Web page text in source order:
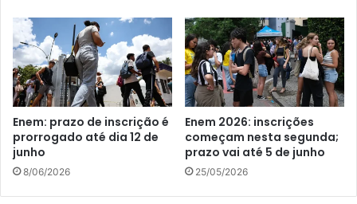
Enem: prazo de inscrição é
prorrogado até dia 12 de
junho
8/06/2026
Enem 2026: inscrições
começam nesta segunda;
prazo vai até 5 de junho
25/05/2026